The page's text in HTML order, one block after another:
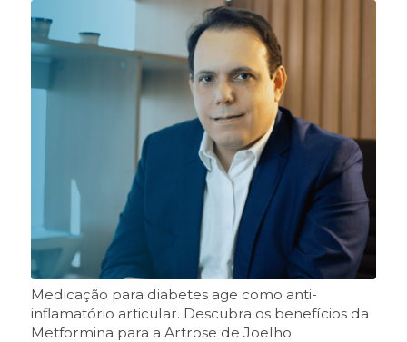
Medicação para diabetes age como anti-
inflamatório articular. Descubra os benefícios da
Metformina para a Artrose de Joelho